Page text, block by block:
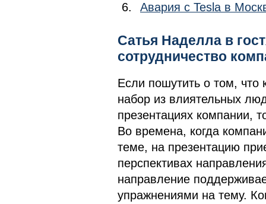
Авария с Tesla в
Сатья Наделла в
сотрудничество
Если пошутить о том, что
набор из влиятельных
презентациях компании,
Во времена, когда
теме, на презентацию
перспективах
направление
упражнениями на тему.